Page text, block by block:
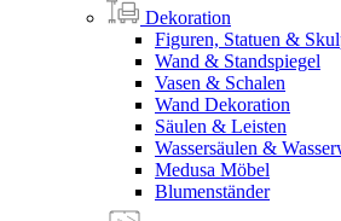
Dekoration
Figuren, Statuen &
Wand & Standspiegel
Vasen & Schalen
Wand Dekoration
Säulen & Leisten
Wassersäulen &
Medusa Möbel
Blumenständer